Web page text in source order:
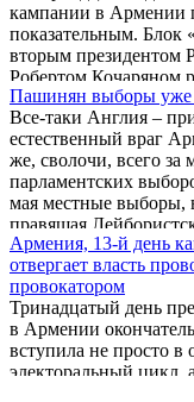
кампании в Армении
показательным. Блок
вторым президентом
Робертом Кочаряном
Арагацотнской
Цахкаовит, Талин.
Армения»,
и кандидатом в
Самвелом
насыщенный тур по
Арагацаван, Талин,
Правящий
Пашиняна
области, но день для ...
Пашинян выборы уже
Все-таки Англия –
естественный враг
же, сволочи, всего за
парламентских
мая местные выборы,
правящая
тяжелое поражение, а
объявил о своем
Специально все это
англичане, чтобы
поиздеваться.
Армения, 13-й день
отвергает власть
провокатором
Тринадцатый день
в Армении
вступила не просто в
электоральный цикл,